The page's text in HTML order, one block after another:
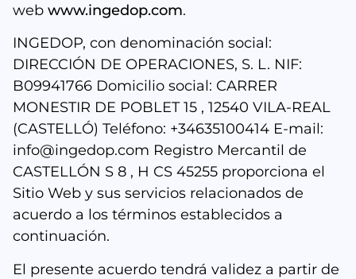
web www.ingedop.com.
INGEDOP, con denominación social:
DIRECCIÓN DE OPERACIONES, S. L. NIF:
B09941766 Domicilio social: CARRER
MONESTIR DE POBLET 15 , 12540 VILA-REAL
(CASTELLÓ) Teléfono: +34635100414 E-mail:
info@ingedop.com Registro Mercantil de
CASTELLÓN S 8 , H CS 45255 proporciona el
Sitio Web y sus servicios relacionados de
acuerdo a los términos establecidos a
continuación.
El presente acuerdo tendrá validez a partir de